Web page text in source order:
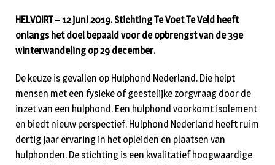
HELVOIRT – 12 juni 2019. Stichting Te Voet Te Veld heeft
onlangs het doel bepaald voor de opbrengst van de 39e
winterwandeling op 29 december.
De keuze is gevallen op Hulphond Nederland. Die helpt
mensen met een fysieke of geestelijke zorgvraag door de
inzet van een hulphond. Een hulphond voorkomt isolement
en biedt nieuw perspectief. Hulphond Nederland heeft ruim
dertig jaar ervaring in het opleiden en plaatsen van
hulphonden. De stichting is een kwalitatief hoogwaardige